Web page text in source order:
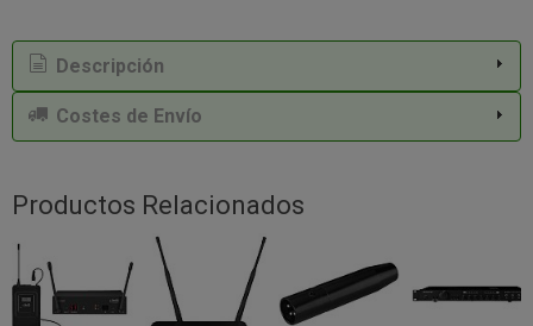
Descripción
Costes de Envío
Productos Relacionados